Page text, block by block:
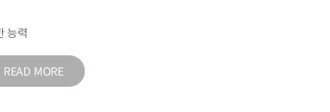
능력
READ MORE